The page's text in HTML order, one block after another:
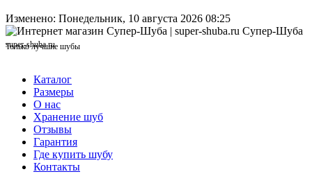
Изменено: Понедельник, 10 августа 2026 08:25
Супер-Шуба
super-shuba.ru
Только лучшие шубы
Каталог
Размеры
О нас
Хранение шуб
Отзывы
Гарантия
Где купить шубу
Контакты